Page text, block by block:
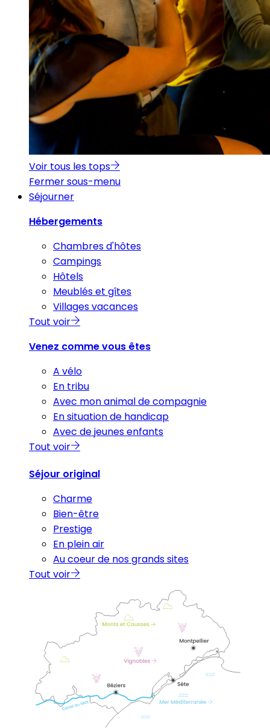
Voir tous les tops
Fermer sous-menu
Séjourner
Hébergements
Chambres d'hôtes
Campings
Hôtels
Meublés et gîtes
Villages vacances
Tout voir
Venez comme vous êtes
A vélo
En tribu
Avec mon animal de compagnie
En situation de handicap
Avec de jeunes enfants
Tout voir
Séjour original
Charme
Bien-être
Prestige
En plein air
Au coeur de nos grands sites
Tout voir